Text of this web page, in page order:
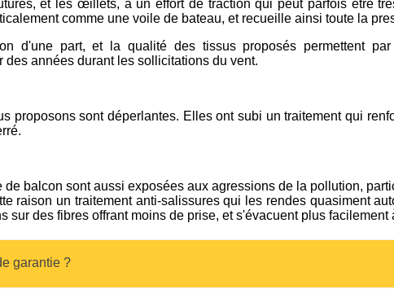
et les œillets, à un effort de traction qui peut parfois être
comme une voile de bateau, et recueille ainsi toute la
d'une part, et la qualité des tissus proposés permettent
des années durant les sollicitations du vent.
proposons sont déperlantes. Elles ont subi un traitement qui
de balcon sont aussi exposées aux agressions de la pollution,
raison un traitement anti-salissures qui les rendes quasiment
sur des fibres offrant moins de prise, et s'évacuent plus
garantie ?